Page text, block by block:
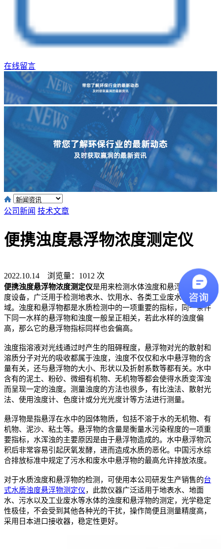
在线留言
公司新闻 技术文章
便携浊度悬浮物浓度测定仪
2022.10.14 浏览量：1012 次
便携浊度悬浮物浓度测定仪是用来检测水体浊度和悬浮物的高精
度设备，广泛用于检测地表水、饮用水、各类工业废水等等领
域。浊度和悬浮物都是水质检测中的一项重要的指标，同一条件
下同一水样的悬浮物和浊度一般呈正相关，若此水样的浊度偏
高，那么它的悬浮物指标同样也会偏高。
浊度指溶液对光线通过时产生的阻碍程度，悬浮物对光的散射和
溶质分子对光的吸收都属于浊度，浊度不仅仅和水中悬浮物的含
量有关，还与悬浮物的大小、形状以及折射系数等都有关。水中
含有的泥土、粉砂、微细有机物、无机物等都会使得水质变浑浊
而呈现一定的浊度。测量浊度的方法也很多，有比浊法、散射光
法、使用浊度计、色度计或分光光度计等方法进行测量。
悬浮物是指悬浮在水中的固体物质，包括不溶于水的无机物、有
机物、泥沙、粘土等。悬浮物的含量是衡量水污染程度的一项重
要指标，水浑浊的主要原因是由于悬浮物造成的。水中悬浮物沉
积后非常容易引起厌氧发酵，进而造成水质的恶化。中国污水综
合排放标准中规定了污水和废水中悬浮物的最高允许排放浓度。
对于水质浊度和悬浮物的检测，可使用本公司研发生产销售的台
式水质浊度悬浮物测定仪，此款仪器广泛适用于地表水、地面
水、污水以及工业废水等水体的浊度和悬浮物的测定，光学稳定
性极佳，不会受到其他各种光的干扰，操作简便且测量精度高，
采用日本进口接收器，稳定性更好。